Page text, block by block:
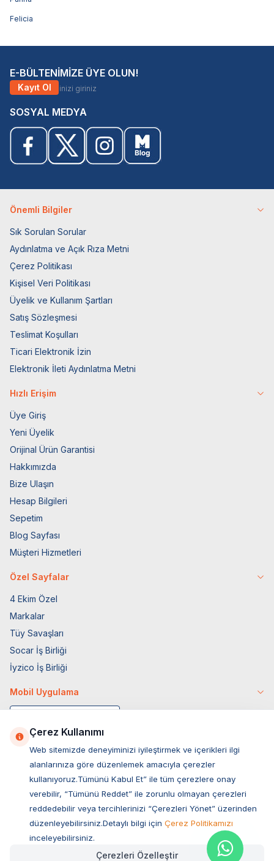
Felicia
E-BÜLTENİMİZE ÜYE OLUN!
Kayıt Ol
SOSYAL MEDYA
Önemli Bilgiler
Sık Sorulan Sorular
Aydınlatma ve Açık Rıza Metni
Çerez Politikası
Kişisel Veri Politikası
Üyelik ve Kullanım Şartları
Satış Sözleşmesi
Teslimat Koşulları
Ticari Elektronik İzin
Elektronik İleti Aydınlatma Metni
Hızlı Erişim
Üye Giriş
Yeni Üyelik
Orijinal Ürün Garantisi
Hakkımızda
Bize Ulaşın
Hesap Bilgileri
Sepetim
Blog Sayfası
Müşteri Hizmetleri
Özel Sayfalar
4 Ekim Özel
Markalar
Tüy Savaşları
Socar İş Birliği
İyzico İş Birliği
Mobil Uygulama
Müşteri Hizmetleri
Çerez Kullanımı
Web sitemizde deneyiminizi iyileştirmek ve içerikleri ilgi
alanlarınıza göre düzenlemek amacıyla çerezler
kullanıyoruz.Tümünü Kabul Et” ile tüm çerezlere onay
verebilir, “Tümünü Reddet” ile zorunlu olmayan çerezleri
reddedebilir veya tercihlerinizi “Çerezleri Yönet” üzerinden
düzenleyebilirsiniz.Detaylı bilgi için Çerez Politikamızı
inceleyebilirsiniz.
Çerezleri Özelleştir